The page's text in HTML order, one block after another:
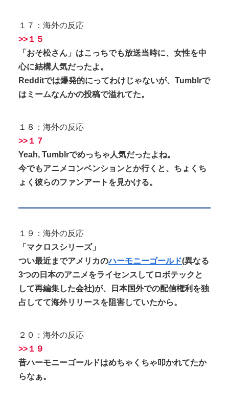
１７：海外の反応
>>１５
「おそ松さん」はこっちでも放送当時に、女性を中
心に結構人気だったよ。
Redditでは爆発的にってわけじゃないが、Tumblrで
はミームなんかの投稿で溢れてた。
１８：海外の反応
>>１７
Yeah, Tumblrでめっちゃ人気だったよね。
今でもアニメコンベンションとか行くと、ちょくち
ょく彼らのファンアートを見かける。
１９：海外の反応
「マクロスシリーズ」
つい最近までアメリカのハーモニーゴールド(異なる
3つの日本のアニメをライセンスしてロボテックと
して再編集した会社)が、日本国外での配信権利を独
占してて海外リリースを阻害していたから。
２０：海外の反応
>>１９
昔ハーモニーゴールドはめちゃくちゃ叩かれてたか
らなぁ。